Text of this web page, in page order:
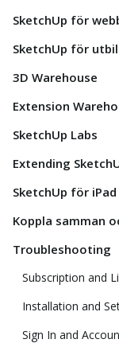
SketchUp för
SketchUp för
3D Warehouse
Extension
SketchUp Labs
Extending
SketchUp för iPad
Koppla samman
Troubleshooting
Subscription and
Installation and
Sign In and